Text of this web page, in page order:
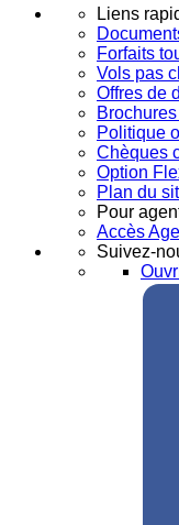
Liens
Forfaits
Vols pas
Offres de
Politique
Chèques
Option
Plan du
Pour
Accès
Suivez-